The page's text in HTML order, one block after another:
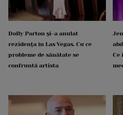
Dolly Parton și-a anulat
rezidența în Las Vegas. Cu ce
probleme de sănătate se
confruntă artista
Ce